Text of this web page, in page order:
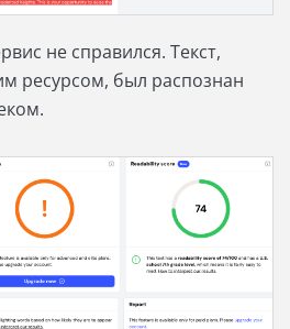
не справился. Текст,
ресурсом, был распознан